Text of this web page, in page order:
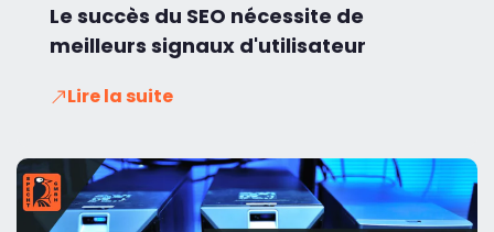
Le succès du SEO nécessite de
meilleurs signaux d'utilisateur
Lire la suite